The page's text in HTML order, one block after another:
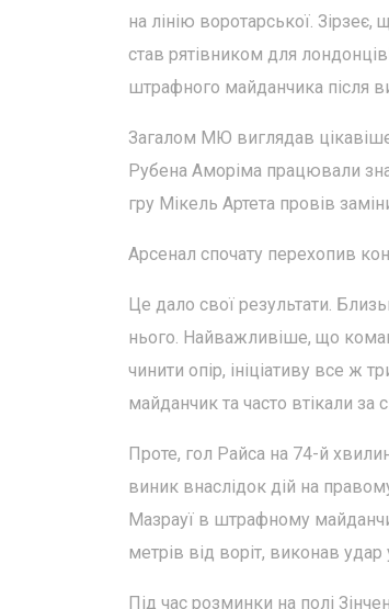
на лінію воротарської.
став рятівником для
штрафного майданчика після
Загалом МЮ виглядав
Рубена Аморіма працювали
гру Мікель Артета провів
Арсенал спочату перехопив
Це дало свої результати.
нього. Найважливіше, що
чинити опір, ініціативу все ж
майданчик та часто втікали за
Проте, гол Райса на 74-й
виник внаслідок дій на
Мазрауї в штрафному
метрів від воріт, виконав
Під час розминки на полі